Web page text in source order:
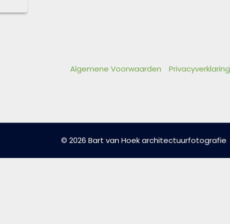
Algemene Voorwaarden Privacyverklaring
© 2026 Bart van Hoek architectuurfotografie